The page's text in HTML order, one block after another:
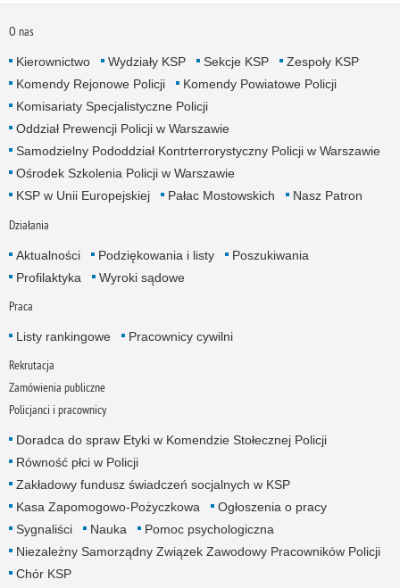
O nas
Kierownictwo Wydziały KSP Sekcje KSP
Zespoły KSP
Komendy Rejonowe Policji
Komendy Powiatowe Policji
Komisariaty Specjalistyczne Policji
Oddział Prewencji Policji w Warszawie
Samodzielny Pododdział Kontrterrorystyczny Policji w Warszawie
Ośrodek Szkolenia Policji w Warszawie
KSP w Unii Europejskiej
Pałac Mostowskich Nasz Patron
Działania
Aktualności Podziękowania i listy
Poszukiwania
Profilaktyka
Wyroki sądowe
Praca
Listy rankingowe Pracownicy cywilni
Rekrutacja
Zamówienia publiczne
Policjanci i pracownicy
Doradca do spraw Etyki w Komendzie Stołecznej Policji
Równość płci w Policji
Zakładowy fundusz świadczeń socjalnych w KSP
Kasa Zapomogowo-Pożyczkowa
Ogłoszenia o pracy
Sygnaliści
Nauka
Pomoc psychologiczna
Niezależny Samorządny Związek Zawodowy Pracowników Policji
Chór KSP